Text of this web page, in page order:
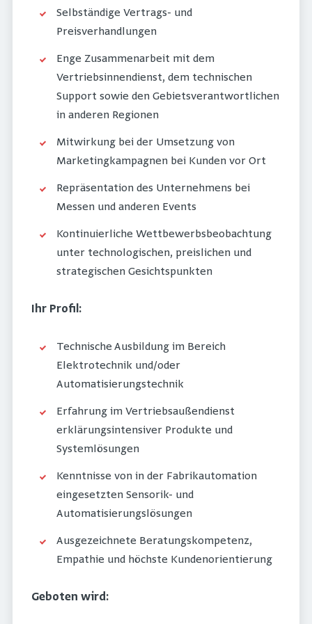
Selbständige Vertrags- und
Preisverhandlungen
Enge Zusammenarbeit mit dem
Vertriebsinnendienst, dem technischen
Support sowie den Gebietsverantwortlichen
in anderen Regionen
Mitwirkung bei der Umsetzung von
Marketingkampagnen bei Kunden vor Ort
Repräsentation des Unternehmens bei
Messen und anderen Events
Kontinuierliche Wettbewerbsbeobachtung
unter technologischen, preislichen und
strategischen Gesichtspunkten
Ihr Profil:
Technische Ausbildung im Bereich
Elektrotechnik und/oder
Automatisierungstechnik
Erfahrung im Vertriebsaußendienst
erklärungsintensiver Produkte und
Systemlösungen
Kenntnisse von in der Fabrikautomation
eingesetzten Sensorik- und
Automatisierungslösungen
Ausgezeichnete Beratungskompetenz,
Empathie und höchste Kundenorientierung
Geboten wird: